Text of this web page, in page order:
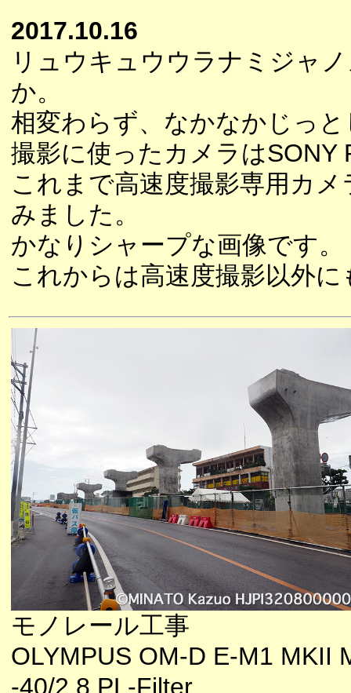
2017.10.16
リュウキュウウラナミジャ
か。
相変わらず、なかなかじっ
撮影に使ったカメラはSONY
これまで高速度撮影専用カ
みました。
かなりシャープな画像です。
これからは高速度撮影以外
モノレール工事
OLYMPUS OM-D E-M1 MKII
-40/2.8 PL-Filter